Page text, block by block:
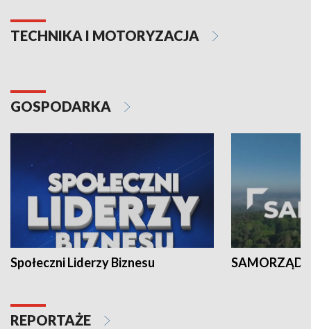
TECHNIKA I MOTORYZACJA
GOSPODARKA
Społeczni Liderzy Biznesu SAMORZĄD
REPORTAŻE